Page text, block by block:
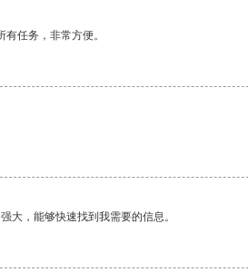
任务，非常方便。
大，能够快速找到我需要的信息。